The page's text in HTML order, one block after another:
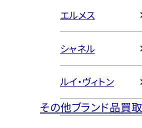
エルメス
シャネル
ルイ・ヴィトン
その他ブランド品買取